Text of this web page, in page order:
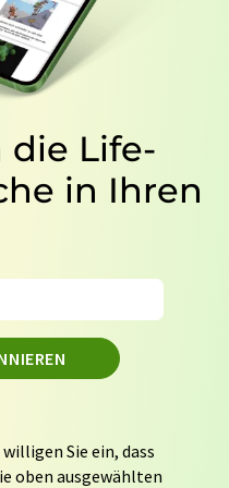
die Life-
in Ihren
Sie ein, dass
oben ausgewählten